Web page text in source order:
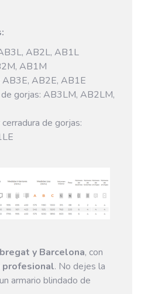
AB2L, AB1L
AB1M
AB3E, AB2E, AB1E
de gorjas: AB3LM, AB2LM,
de gorjas:
y Barcelona, con
. No dejes la
armario blindado de